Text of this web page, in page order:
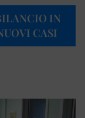
IN
CASI